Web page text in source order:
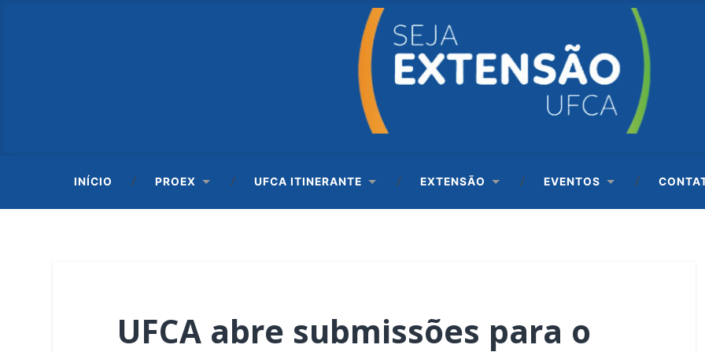
INÍCIO PROEX UFCA ITINERANTE EXTENSÃO EVENTOS
UFCA abre submissões para o